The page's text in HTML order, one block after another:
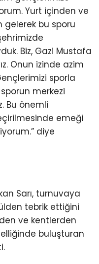
Yurt içinden ve
gelerek bu sporu
Biz, Gazi Mustafa
Onun izinde azim
sporla
merkezi
Bu önemli
emeği
diye
Sarı, turnuvaya
tebrik ettiğini
ve kentlerden
buluşturan